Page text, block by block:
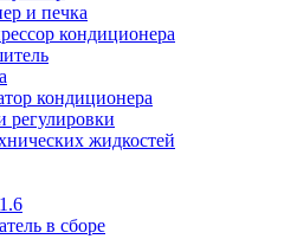
и печка
кондиционера
кондиционера
регулировки
жидкостей
в сборе